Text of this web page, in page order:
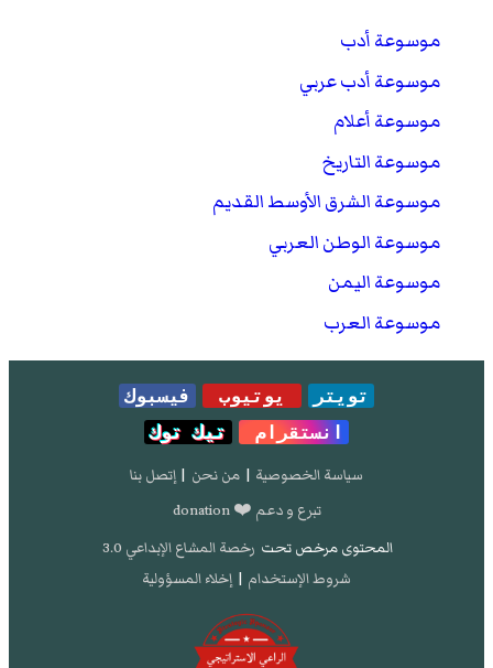
موسوعة أدب
موسوعة أدب عربي
موسوعة أعلام
موسوعة التاريخ
موسوعة الشرق الأوسط القديم
موسوعة الوطن العربي
موسوعة اليمن
موسوعة العرب
تويتر يوتيوب
فيسبوك
انستقرام
تيك توك
سياسة الخصوصية | من نحن | إتصل بنا
تبرع و دعم ❤️ donation
المحتوى مرخص تحت رخصة المشاع الإبداعي 3.0
شروط الإستخدام | إخلاء المسؤولية